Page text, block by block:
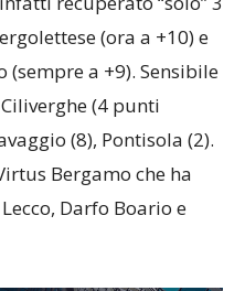
(ora a +10) e
(sempre a +9). Sensibile
(4 punti
(8), Pontisola (2).
Bergamo che ha
Darfo Boario e